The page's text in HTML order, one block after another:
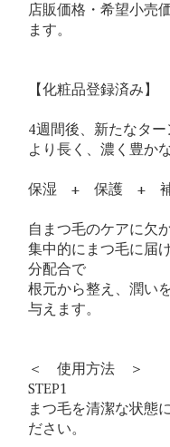
店販価格・希望小売
ます。
【化粧品登録済み】
4週間後、新たなター
より長く、濃く豊か
保湿 + 保護 +
自まつ毛のケアに欠
集中的にまつ毛に届
分配合で
根元から整え、潤い
与えます。
＜ 使用方法 ＞
STEP1
まつ毛を清潔な状態
ださい。